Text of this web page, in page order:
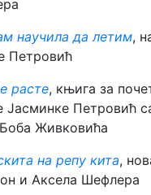
научила да летим,
Петровић
расте, књига за
Јасминке Петровић
Живковића
на репу кита,
и Аксела Шефлера